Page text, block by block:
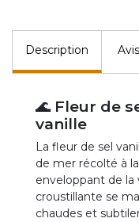
Description
🌊 Fleur de
vanille
La fleur de sel
de mer récolté à
enveloppant de la
croustillante se
chaudes et